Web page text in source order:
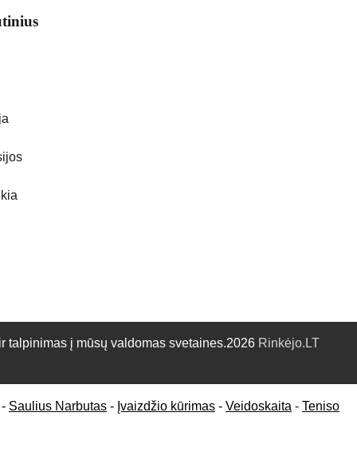
talpinimas į mūsų valdomas svetaines.2026 Rinkėjo.LT
Saulius Narbutas - Įvaizdžio kūrimas - Veidoskaita - Teniso